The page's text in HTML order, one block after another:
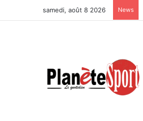
samedi, août 8 2026 News